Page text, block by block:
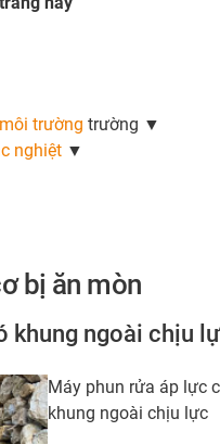
trường trường ▼
nghiệt ▼
bị ăn mòn
khung ngoài chịu
Máy phun rửa áp lực
khung ngoài chịu lực